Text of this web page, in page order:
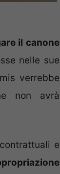
il canone
nelle sue
verrebbe
non avrà
e